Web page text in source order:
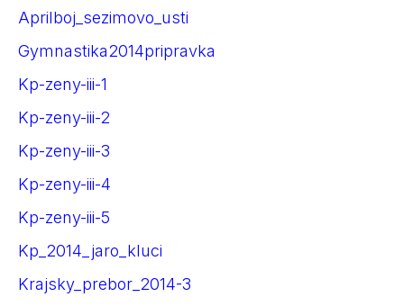
Aprilboj_sezimovo_usti
Gymnastika2014pripravka
Kp-zeny-iii-1
Kp-zeny-iii-2
Kp-zeny-iii-3
Kp-zeny-iii-4
Kp-zeny-iii-5
Kp_2014_jaro_kluci
Krajsky_prebor_2014-3